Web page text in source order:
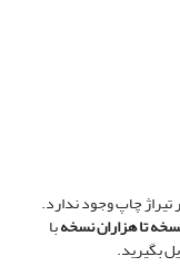
تیراژ چاپ وجود ندارد.
تا هزاران نسخهبا
بگیرید.